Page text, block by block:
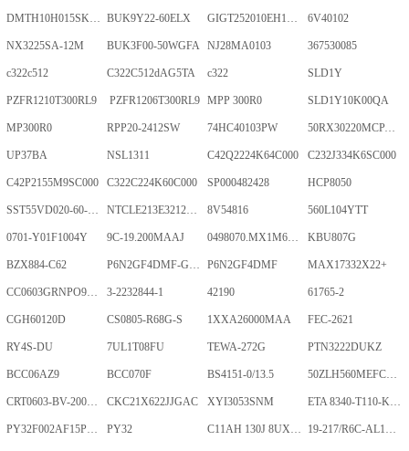
DMTH10H015SK3Q BUK9Y22-60ELX GIGT252010EH1R0MNE 6V40102
NX3225SA-12M BUK3F00-50WGFA NJ28MA0103 367530085
c322c512 C322C512dAG5TA c322 SLD1Y
PZFR1210T300RL9 PZFR1206T300RL9 MPP 300R0 SLD1Y10K00QA
MP300R0 RPP20-2412SW 74HC40103PW 50RX30220MCPA10X20
UP37BA NSL1311 C42Q2224K64C000 C232J334K6SC000
C42P2155M9SC000 C322C224K60C000 SP000482428 HCP8050
SST55VD020-60-C-TQWE NTCLE213E3212FMT 8V54816 560L104YTT
0701-Y01F1004Y 9C-19.200MAAJ 0498070.MX1M6-CN KBU807G
BZX884-C62 P6N2GF4DMF-GKT-2Gb P6N2GF4DMF MAX17332X22+
CC0603GRNPO9BN400 3-2232844-1 42190 61765-2
CGH60120D CS0805-R68G-S 1XXA26000MAA FEC-2621
RY4S-DU 7UL1T08FU TEWA-272G PTN3222DUKZ
BCC06AZ9 BCC070F BS4151-0/13.5 50ZLH560MEFCRI12.5X25
CRT0603-BV-2001ELF CKC21X622JJGAC XYI3053SNM ETA 8340-T110-K1F1-ALH0-25A
PY32F002AF15P6TU PY32 C11AH 130J 8UXLT 19-217/R6C-AL1M2VY/3T